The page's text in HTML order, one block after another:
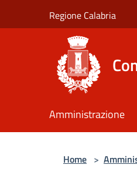
Regione Calabria
Amministrazione
Home >